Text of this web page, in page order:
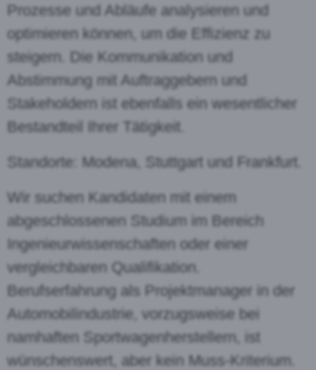
Prozesse und Abläufe analysieren und
optimieren können, um die Effizienz zu
steigern. Die Kommunikation und
Abstimmung mit Auftraggebern und
Stakeholdern ist ebenfalls ein wesentlicher
Bestandteil Ihrer Tätigkeit.
Standorte: Modena, Stuttgart und Frankfurt.
Wir suchen Kandidaten mit einem
abgeschlossenen Studium im Bereich
Ingenieurwissenschaften oder einer
vergleichbaren Qualifikation.
Berufserfahrung als Projektmanager in der
Automobilindustrie, vorzugsweise bei
namhaften Sportwagenherstellern, ist
wünschenswert, aber kein Muss-Kriterium.